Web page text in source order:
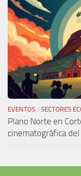
EVENTOS / SECTORES
Plano Norte en
cinematográfica